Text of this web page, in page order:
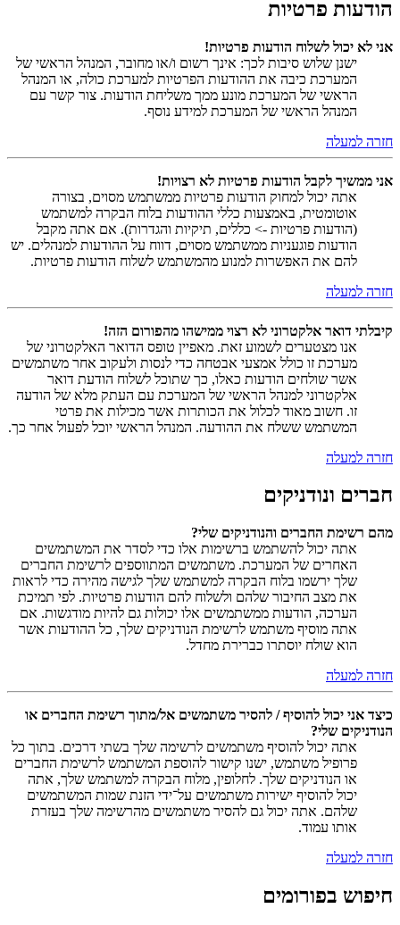
הודעות פרטיות
אני לא יכול לשלוח הודעות פרטיות!
ישנן שלוש סיבות לכך: אינך רשום ו/או מחובר, המנהל הראשי של
המערכת כיבה את ההודעות הפרטיות למערכת כולה, או המנהל
הראשי של המערכת מונע ממך משליחת הודעות. צור קשר עם
המנהל הראשי של המערכת למידע נוסף.
חזרה למעלה
אני ממשיך לקבל הודעות פרטיות לא רצויות!
אתה יכול למחוק הודעות פרטיות ממשתמש מסוים, בצורה
אוטומטית, באמצעות כללי ההודעות בלוח הבקרה למשתמש
(הודעות פרטיות -> כללים, תיקיות והגדרות). אם אתה מקבל
הודעות פוגעניות ממשתמש מסוים, דווח על ההודעות למנהלים. יש
להם את האפשרות למנוע מהמשתמש לשלוח הודעות פרטיות.
חזרה למעלה
קיבלתי דואר אלקטרוני לא רצוי ממישהו מהפורום הזה!
אנו מצטערים לשמוע זאת. מאפיין טופס הדואר האלקטרוני של
מערכת זו כולל אמצעי אבטחה כדי לנסות ולעקוב אחר משתמשים
אשר שולחים הודעות כאלו, כך שתוכל לשלוח הודעת דואר
אלקטרוני למנהל הראשי של המערכת עם העתק מלא של הודעה
זו. חשוב מאוד לכלול את הכותרות אשר מכילות את פרטי
המשתמש ששלח את ההודעה. המנהל הראשי יוכל לפעול אחר כך.
חזרה למעלה
חברים ונודניקים
מהם רשימת החברים והנודניקים שלי?
אתה יכול להשתמש ברשימות אלו כדי לסדר את המשתמשים
האחרים של המערכת. משתמשים המתווספים לרשימת החברים
שלך ירשמו בלוח הבקרה למשתמש שלך לגישה מהירה כדי לראות
את מצב החיבור שלהם ולשלוח להם הודעות פרטיות. לפי תמיכת
הערכה, הודעות ממשתמשים אלו יכולות גם להיות מודגשות. אם
אתה מוסיף משתמש לרשימת הנודניקים שלך, כל ההודעות אשר
הוא שולח יוסתרו כברירת מחדל.
חזרה למעלה
כיצד אני יכול להוסיף / להסיר משתמשים אל/מתוך רשימת החברים או
הנודניקים שלי?
אתה יכול להוסיף משתמשים לרשימה שלך בשתי דרכים. בתוך כל
פרופיל משתמש, ישנו קישור להוספת המשתמש לרשימת החברים
או הנודניקים שלך. לחלופין, מלוח הבקרה למשתמש שלך, אתה
יכול להוסיף ישירות משתמשים על־ידי הזנת שמות המשתמשים
שלהם. אתה יכול גם להסיר משתמשים מהרשימה שלך בעזרת
אותו עמוד.
חזרה למעלה
חיפוש בפורומים